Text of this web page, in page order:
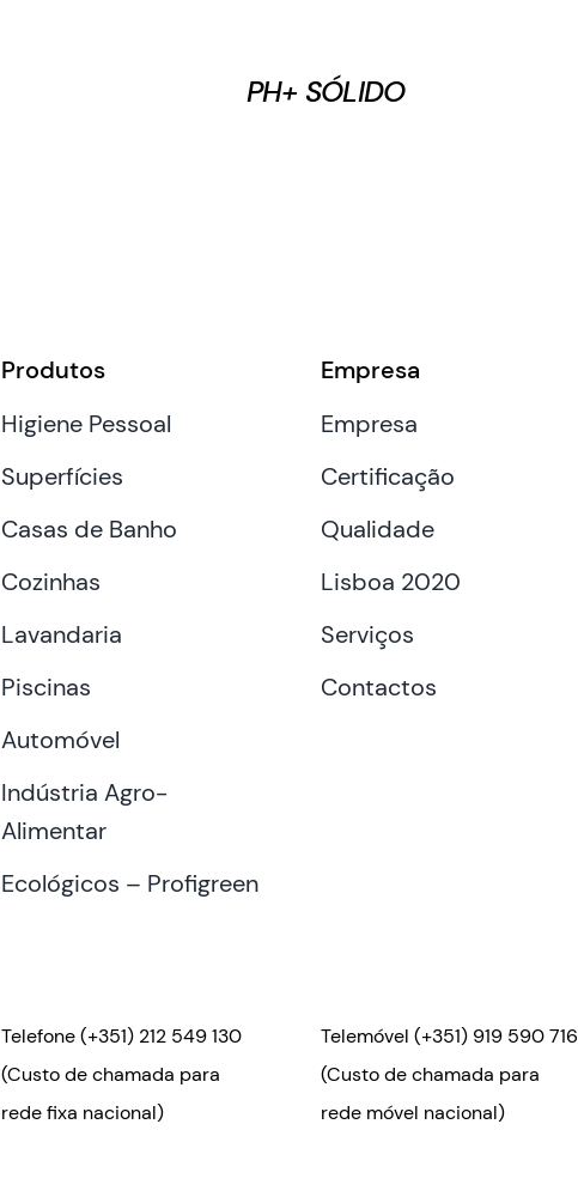
PH+ SÓLIDO
Produtos
Higiene Pessoal
Superfícies
Casas de Banho
Cozinhas
Lavandaria
Piscinas
Automóvel
Indústria Agro-
Alimentar
Ecológicos – Profigreen
Empresa
Empresa
Certificação
Qualidade
Lisboa 2020
Serviços
Contactos
Telefone(+351) 212 549 130
(Custo de chamada para
rede fixa nacional)
Telemóvel (+351) 919 590 716
(Custo de chamada para
rede móvel nacional)